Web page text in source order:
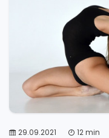
#cviky na poškodené
29.09.2021 12 min